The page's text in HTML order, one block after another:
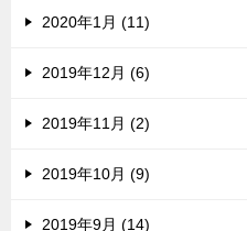
2020年1月 (11)
2019年12月 (6)
2019年11月 (2)
2019年10月 (9)
2019年9月 (14)